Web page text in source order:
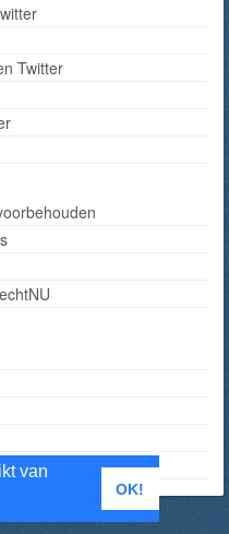
van
OK!
Twitter